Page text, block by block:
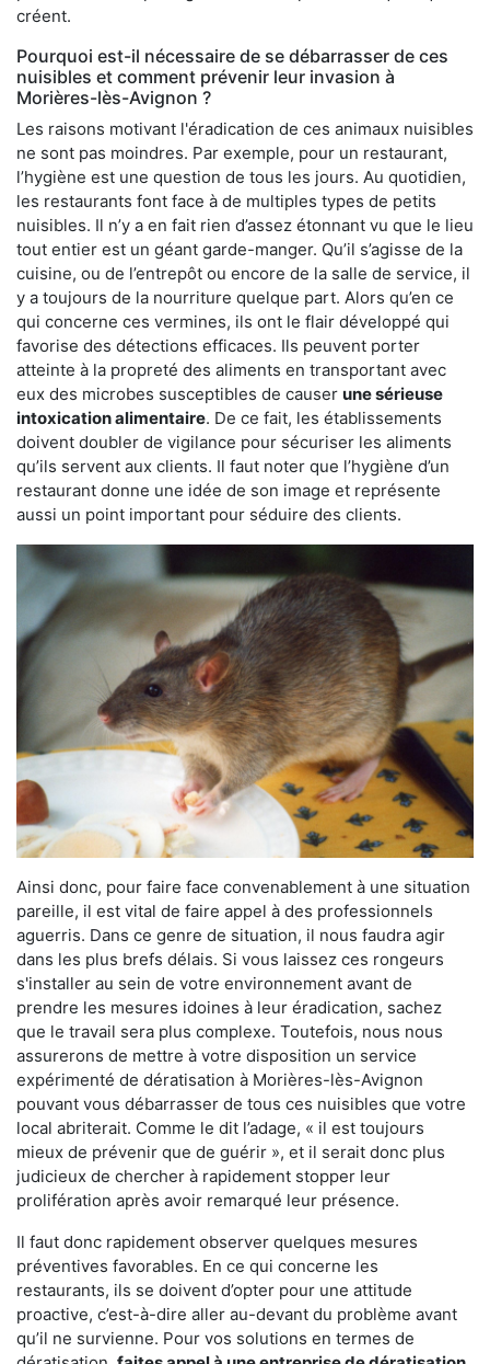
créent.
Pourquoi est-il nécessaire de se débarrasser de ces
nuisibles et comment prévenir leur invasion à
Morières-lès-Avignon ?
Les raisons motivant l'éradication de ces animaux nuisibles
ne sont pas moindres. Par exemple, pour un restaurant,
l’hygiène est une question de tous les jours. Au quotidien,
les restaurants font face à de multiples types de petits
nuisibles. Il n’y a en fait rien d’assez étonnant vu que le lieu
tout entier est un géant garde-manger. Qu’il s’agisse de la
cuisine, ou de l’entrepôt ou encore de la salle de service, il
y a toujours de la nourriture quelque part. Alors qu’en ce
qui concerne ces vermines, ils ont le flair développé qui
favorise des détections efficaces. Ils peuvent porter
atteinte à la propreté des aliments en transportant avec
eux des microbes susceptibles de causer une sérieuse
intoxication alimentaire. De ce fait, les établissements
doivent doubler de vigilance pour sécuriser les aliments
qu’ils servent aux clients. Il faut noter que l’hygiène d’un
restaurant donne une idée de son image et représente
aussi un point important pour séduire des clients.
Ainsi donc, pour faire face convenablement à une situation
pareille, il est vital de faire appel à des professionnels
aguerris. Dans ce genre de situation, il nous faudra agir
dans les plus brefs délais. Si vous laissez ces rongeurs
s'installer au sein de votre environnement avant de
prendre les mesures idoines à leur éradication, sachez
que le travail sera plus complexe. Toutefois, nous nous
assurerons de mettre à votre disposition un service
expérimenté de dératisation à Morières-lès-Avignon
pouvant vous débarrasser de tous ces nuisibles que votre
local abriterait. Comme le dit l’adage, « il est toujours
mieux de prévenir que de guérir », et il serait donc plus
judicieux de chercher à rapidement stopper leur
prolifération après avoir remarqué leur présence.
Il faut donc rapidement observer quelques mesures
préventives favorables. En ce qui concerne les
restaurants, ils se doivent d’opter pour une attitude
proactive, c’est-à-dire aller au-devant du problème avant
qu’il ne survienne. Pour vos solutions en termes de